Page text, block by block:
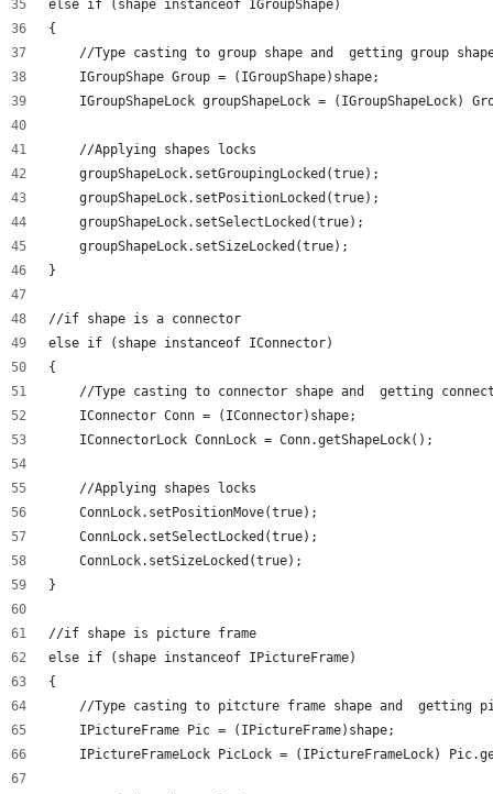
else if (shape instanceof IGroupShape)
{
//Type casting to group shape and  getting group
    IGroupShape Group = (IGroupShape)shape;
IGroupShapeLock groupShapeLock = (IGroupShapeLock)
    //Applying shapes locks
    groupShapeLock.setGroupingLocked(true);
    groupShapeLock.setPositionLocked(true);
    groupShapeLock.setSelectLocked(true);
    groupShapeLock.setSizeLocked(true);
}
//if shape is a connector
else if (shape instanceof IConnector)
{
//Type casting to connector shape and  getting
    IConnector Conn = (IConnector)shape;
    IConnectorLock ConnLock = Conn.getShapeLock();
    //Applying shapes locks
    ConnLock.setPositionMove(true);
    ConnLock.setSelectLocked(true);
    ConnLock.setSizeLocked(true);
}
//if shape is picture frame
else if (shape instanceof IPictureFrame)
{
//Type casting to pitcture frame shape and  getting
    IPictureFrame Pic = (IPictureFrame)shape;
IPictureFrameLock PicLock = (IPictureFrameLock)